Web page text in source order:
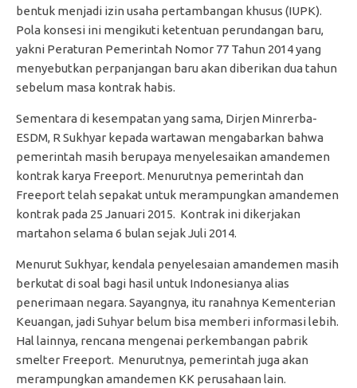
bentuk menjadi izin usaha pertambangan khusus (IUPK).
Pola konsesi ini mengikuti ketentuan perundangan baru,
yakni Peraturan Pemerintah Nomor 77 Tahun 2014 yang
menyebutkan perpanjangan baru akan diberikan dua tahun
sebelum masa kontrak habis.
Sementara di kesempatan yang sama, Dirjen Minrerba-
ESDM, R Sukhyar kepada wartawan mengabarkan bahwa
pemerintah masih berupaya menyelesaikan amandemen
kontrak karya Freeport. Menurutnya pemerintah dan
Freeport telah sepakat untuk merampungkan amandemen
kontrak pada 25 Januari 2015. Kontrak ini dikerjakan
martahon selama 6 bulan sejak Juli 2014.
Menurut Sukhyar, kendala penyelesaian amandemen masih
berkutat di soal bagi hasil untuk Indonesianya alias
penerimaan negara. Sayangnya, itu ranahnya Kementerian
Keuangan, jadi Suhyar belum bisa memberi informasi lebih.
Hal lainnya, rencana mengenai perkembangan pabrik
smelter Freeport. Menurutnya, pemerintah juga akan
merampungkan amandemen KK perusahaan lain.